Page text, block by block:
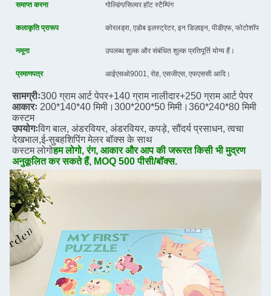
समाप्त करना गोल्डिंग/सिल्वर हॉट स्टैम्पिंग
कलाकृति प्रारूप कोरलड्रा, एडोब इलस्ट्रेटर, इन डिज़ाइन, पीडीएफ, फोटोशॉप
नमूना उपलब्ध शुल्क और संबंधित शुल्क प्रतिपूर्ति योग्य हैं।
प्रमाणपत्र आईएसओ9001, रोह, एसजीएस, एफएससी आदि।
सामग्रीः300 ग्राम आर्ट पेपर+140 ग्राम नालीदार+250 ग्राम आर्ट पेपर
आकारः 200*140*40 मिमी। 300*200*50 मिमी। 360*240*80 मिमी
कस्टम
उपयोगःविग बाल, अंडरवियर, अंडरवियर, कपड़े, सौंदर्य प्रसाधन, त्वचा
देखभाल,ई-सुबहशिपिंग मेलर बॉक्स के साथ
कस्टम लोगोहम लोगो, रंग, आकार और आप की जरूरत किसी भी मुद्रण
अनुकूलित कर सकते हैं, MOQ 500 पीसी/बॉक्स.